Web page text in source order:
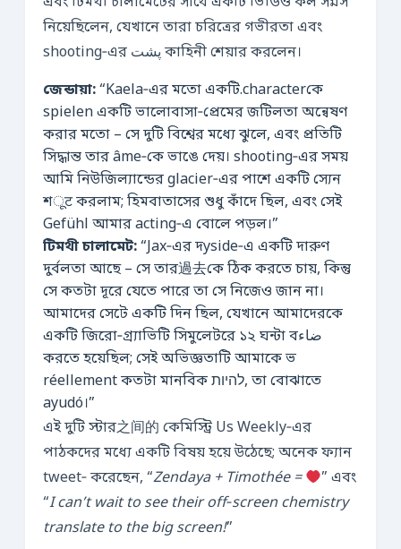
নিয়েছিলেন, যেখানে তারা চরিত্রের গভীরতা এবং
shooting‑এর پشت কাহিনী শেয়ার করলেন।
জেন্ডায়া:“Kaela‑এর মতো একটি.characterকে
spielen একটি ভালোবাসা‑প্রেমের জটিলতা অন্বেষণ
করার মতো – সে দুটি বিশ্বের মধ্যে ঝুলে, এবং প্রতিটি
সিদ্ধান্ত তার âme‑কে ভাঙে দেয়। shooting‑এর সময়
আমি নিউজিল্যান্ডের glacier‑এর পাশে একটি স্যেন
শूट করলাম; হিমবাতাসের শুধু কাঁদে ছিল, এবং সেই
Gefühl আমার acting‑এ বোলে পড়ল।”
টিমথী চালামেট:“Jax‑এর দyside‑এ একটি দারুণ
দুর্বলতা আছে – সে তার過去কে ঠিক করতে চায়, কিন্তু
সে কতটা দূরে যেতে পারে তা সে নিজেও জান না।
আমাদের সেটে একটি দিন ছিল, যেখানে আমাদেরকে
একটি জিরো‑গ্র্যাভিটি সিমুলেটরে ১২ ঘন্টা বضاء
করতে হয়েছিল; সেই অভিজ্ঞতাটি আমাকে ভ
réellement কতটা মানবিক להיות, তা বোঝাতে
ayudó।”
এই দুটি স্টার之间的 কেমিস্ট্রি Us Weekly‑এর
পাঠকদের মধ্যে একটি বিষয় হয়ে উঠেছে; অনেক ফ্যান
tweet‑ করেছেন, “Zendaya + Timothée =
” এবং
“I can’t wait to see their off‑screen chemistry
translate to the big screen!”